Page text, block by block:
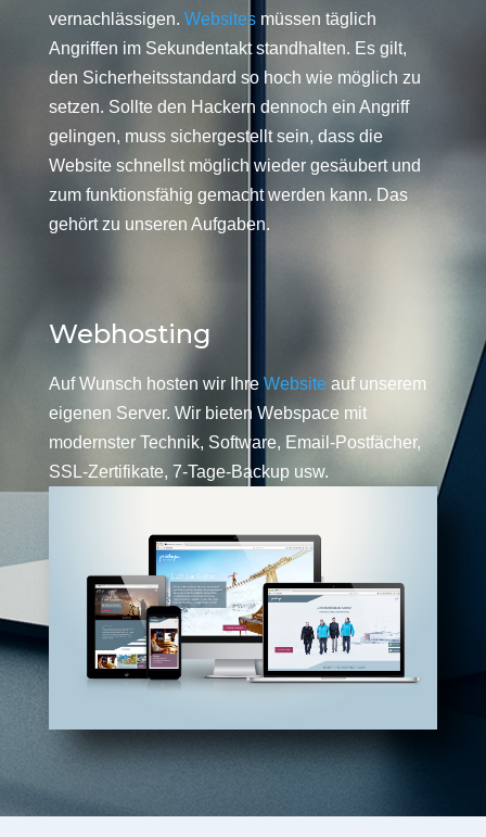
vernachlässigen. Websitesmüssen täglich
Angriffen im Sekundentakt standhalten. Es gilt,
den Sicherheitsstandard so hoch wie möglich zu
setzen. Sollte den Hackern dennoch ein Angriff
gelingen, muss sichergestellt sein, dass die
Website schnellst möglich wieder gesäubert und
zum funktionsfähig gemacht werden kann. Das
gehört zu unseren Aufgaben.
Webhosting
Auf Wunsch hosten wir Ihre Website auf unserem
eigenen Server. Wir bieten Webspace mit
modernster Technik, Software, Email-Postfächer,
SSL-Zertifikate, 7-Tage-Backup usw.